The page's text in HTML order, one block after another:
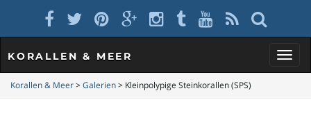
KORALLEN & MEER
Korallen & Meer>Galerien> Kleinpolypige Steinkorallen (SPS)